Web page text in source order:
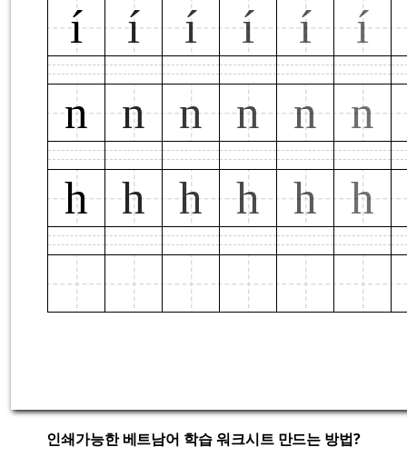
í
í í í í
í
n
n n n n
n
h
h h h h h
인쇄가능한 베트남어 학습 워크시트 만드는 방법?